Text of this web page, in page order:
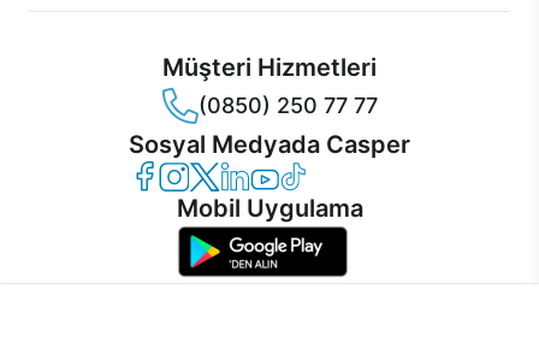
Müşteri Hizmetleri
(0850) 250 77 77
Sosyal Medyada Casper
Casper Facebook
Casper Instagram
Casper Twitter
Casper LinkedIn
Casper YouTube
Casper TikTok
Mobil Uygulama